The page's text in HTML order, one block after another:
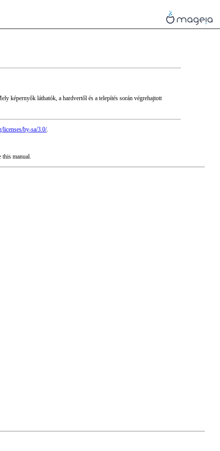
képernyők láthatók, a hardvertől és a telepítés során végrehajtott
licenses/by-sa/3.0/.
manual.